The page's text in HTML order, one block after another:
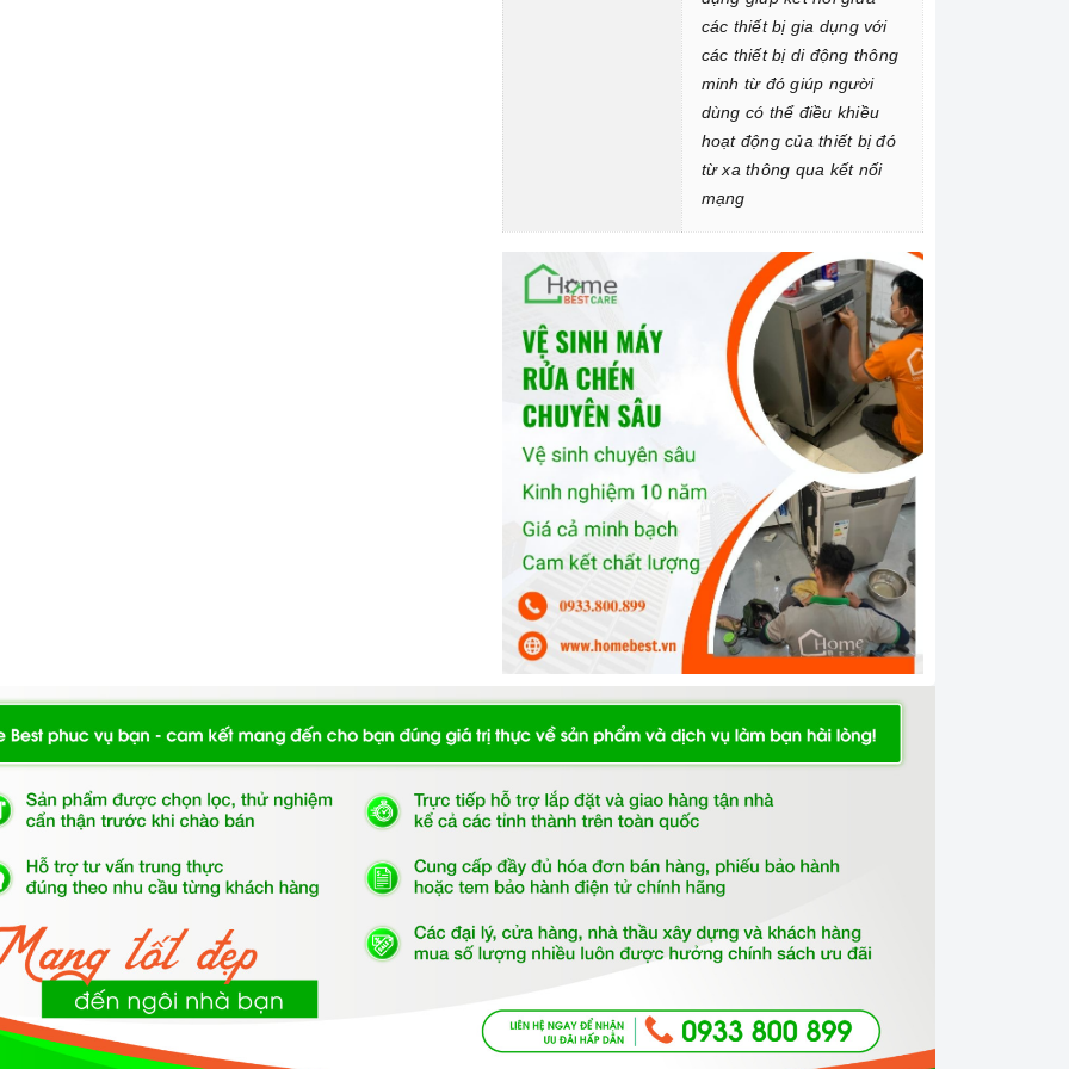
củamáy rửa chén
quá trình ăn mòn thuỷ tinh
viên rửa chén hoặc muối rửa chén theo hướng dẫn
vàomáy rửa chén, bạn cần sắp xếp chúng đúng cách để
chú ý:
máy rửa chén.
chạm với nhau.
các thiết bị gia dụng với
các thiết bị di động thông
minh từ đó giúp người
dùng có thể điều khiều
hoạt động của thiết bị đó
từ xa thông qua kết nối
mạng